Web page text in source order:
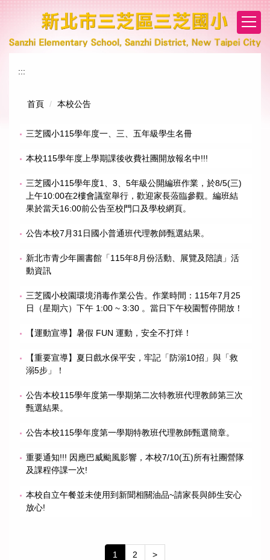
要
:::
首頁 本校公告
三芝國小115學年度一、三、五年級學生名冊
本校115學年度上學期課後收費社團開放報名中!!!
三芝國小115學年度1、3、5年級公開編班作業，於8/5(三)
上午10:00在2樓會議室舉行，歡迎家長蒞臨參觀。編班結
果於當天16:00前公告至校門口及學校網頁。
公告本校7月31日國小普通班代理教師甄選結果。
新北市青少年圖書館「115年8月份活動、展覽及陪讀」活
動資訊
三芝國小校園環境消毒作業公告。作業時間：115年7月25
日（星期六）下午 1:00 ~ 3:30 。當日下午校園暫停開放！
【運動宣導】暑假 FUN 運動，安全不打烊！
【重要宣導】夏日戲水保平安，牢記「防溺10招」與「救
溺5步」！
公告本校115學年度第一學期第二次特教班代理教師第三次
甄選結果。
公告本校115學年度第一學期特教班代理教師甄選簡章。
重要通知!!! 因應巴威颱風影響，本校7/10(五)所有社團營隊
及課程停課一次!
本校自立午餐並未使用到新聞相關油品~請家長與師生安心
放心!
1 2 >